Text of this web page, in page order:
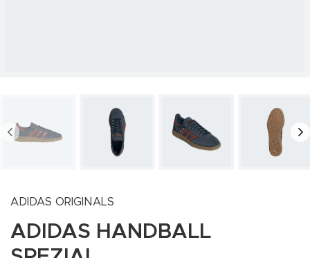
PREV
ADIDAS ORIGINALS
ADIDAS HANDBALL